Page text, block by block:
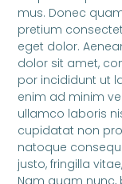
mus. Donec
pretium
eget dolor.
dolor sit amet,
por incididunt ut
enim ad minim
ullamco laboris
cupidatat non
natoque
justo, fringilla
Nam quam nunc,